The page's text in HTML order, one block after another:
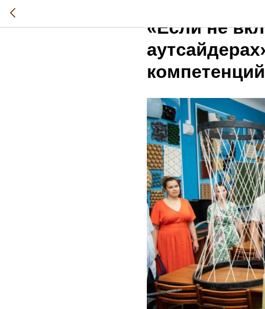
«Если не